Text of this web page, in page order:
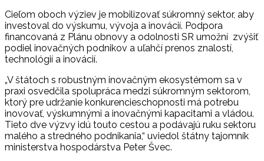
Cieľom oboch výziev je mobilizovať súkromný sektor, aby
investoval do výskumu, vývoja a inovácií. Podpora
financovaná z Plánu obnovy a odolnosti SR umožní zvýšiť
podiel inovačných podnikov a uľahčí prenos znalostí,
technológií a inovácií.
„V štátoch s robustným inovačným ekosystémom sa v
praxi osvedčila spolupráca medzi súkromným sektorom,
ktorý pre udržanie konkurencieschopnosti má potrebu
inovovať, výskumnými a inovačnými kapacitami a vládou.
Tieto dve výzvy idú touto cestou a podávajú ruku sektoru
malého a stredného podnikania,“ uviedol štátny tajomník
ministerstva hospodárstva Peter Švec.